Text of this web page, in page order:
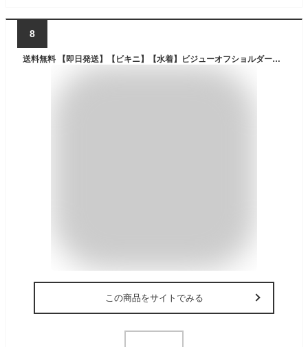
8
送料無料 【即日発送】【ビキニ】【水着】ビジューオフショルダーフリルビキニ 2点セット[YMT] ビキニ 水着 みずぎ レディース 体型カバー 大きい 小さい s m l 【ROUGE | ルージュ】 M266dz-P-25NN
この商品をサイトでみる